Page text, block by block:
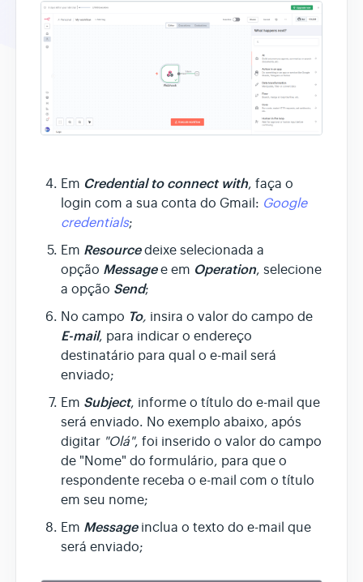
Em Credential to connect with, faça o
login com a sua conta do Gmail: Google
credentials;
Em Resourcedeixe selecionada a
opção Messagee em Operation, selecione
a opção Send;
No campo To, insira o valor do campo de
E-mail, para indicar o endereço
destinatário para qual o e-mail será
enviado;
Em Subject, informe o título do e-mail que
será enviado. No exemplo abaixo, após
digitar "Olá", foi inserido o valor do campo
de "Nome" do formulário, para que o
respondente receba o e-mail com o título
em seu nome;
Em Messageinclua o texto do e-mail que
será enviado;